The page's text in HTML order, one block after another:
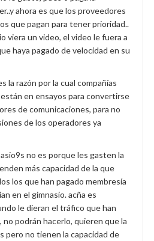
ahora es que los proveedores
que pagan para tener prioridad..
viera un video, el video le fuera a
haya pagado de velocidad en su
la razón por la cual compañías
en ensayos para convertirse
de comunicaciones, para no
de los operadores ya
no es porque les gasten la
más capacidad de la que
los que han pagado membresía
en el gimnasio. acña es
le dieran el tráfico que han
podrán hacerlo, quieren que la
pero no tienen la capacidad de